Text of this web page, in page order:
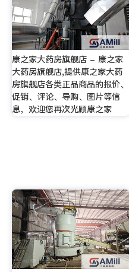
康之家大药房旗舰店 - 康之家
大药房旗舰店,提供康之家大药
房旗舰店各类正品商品的报价、
促销、评论、导购、图片等信
息，欢迎您再次光顾康之家